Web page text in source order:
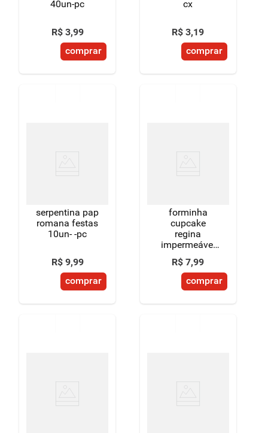
40un-pc
R$ 3,99
comprar
cx
R$ 3,19
comprar
serpentina pap
romana festas
10un- -pc
R$ 9,99
comprar
forminha
cupcake
regina
impermeável
pacote 45
unidades
R$ 7,99
comprar